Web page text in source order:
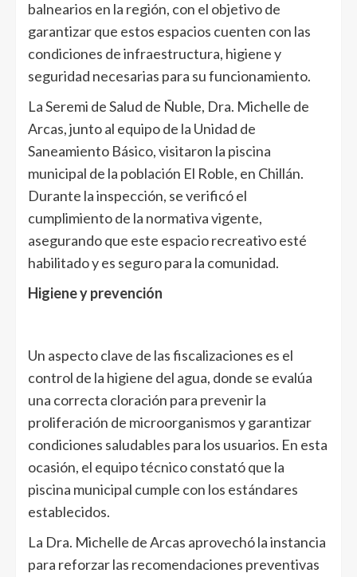
balnearios en la región, con el objetivo de
garantizar que estos espacios cuenten con las
condiciones de infraestructura, higiene y
seguridad necesarias para su funcionamiento.
La Seremi de Salud de Ñuble, Dra. Michelle de
Arcas, junto al equipo de la Unidad de
Saneamiento Básico, visitaron la piscina
municipal de la población El Roble, en Chillán.
Durante la inspección, se verificó el
cumplimiento de la normativa vigente,
asegurando que este espacio recreativo esté
habilitado y es seguro para la comunidad.
Higiene y prevención
Un aspecto clave de las fiscalizaciones es el
control de la higiene del agua, donde se evalúa
una correcta cloración para prevenir la
proliferación de microorganismos y garantizar
condiciones saludables para los usuarios. En esta
ocasión, el equipo técnico constató que la
piscina municipal cumple con los estándares
establecidos.
La Dra. Michelle de Arcas aprovechó la instancia
para reforzar las recomendaciones preventivas